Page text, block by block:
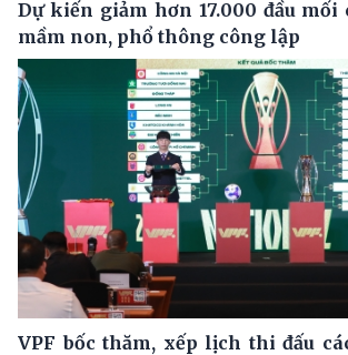
Dự kiến giảm hơn 17.000 đầu mối
mầm non, phổ thông công lập
VPF bốc thăm, xếp lịch thi đấu